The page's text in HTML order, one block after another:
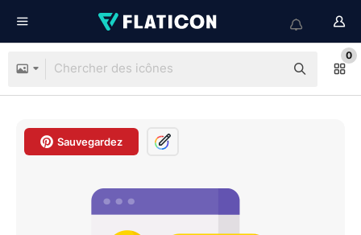
0
Sauvegardez